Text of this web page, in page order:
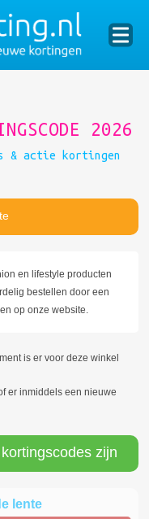
2026
& actie kortingen
en lifestyle producten
bestellen door een
op onze website.
is er voor deze winkel
er inmiddels een nieuwe
zijn
lente